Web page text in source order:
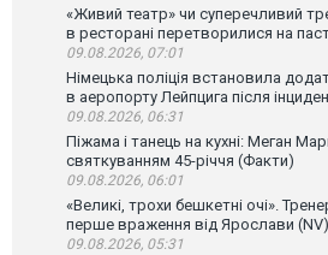
«Живий театр» чи суперечливий
в ресторані перетворилися на
09.08.2026, 07:01
Німецька поліція встановила
в аеропорту Лейпцига після
09.08.2026, 06:31
Піжама і танець на кухні: Меган
святкуванням 45-річчя (Факти)
09.08.2026, 06:01
«Великі, трохи бешкетні очі».
перше враження від Ярослави (NV)
09.08.2026, 05:31